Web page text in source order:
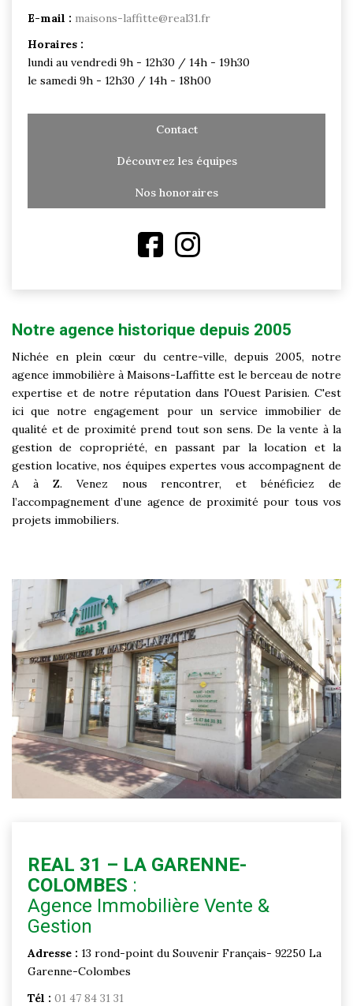
Extranet Syndic Et Gestion Locative
Extranet Syndic Estale
E-mail : maisons-laffitte@real31.fr
Horaires :
lundi au vendredi 9h - 12h30 / 14h - 19h30
le samedi 9h - 12h30 / 14h - 18h00
Contact
Découvrez les équipes
Nos honoraires
Notre agence historique depuis 2005
Nichée en plein cœur du centre-ville, depuis 2005, notre
agence immobilière à Maisons-Laffitte est le berceau de notre
expertise et de notre réputation dans l'Ouest Parisien. C'est
ici que notre engagement pour un service immobilier de
qualité et de proximité prend tout son sens. De la vente à la
gestion de copropriété, en passant par la location et la
gestion locative, nos équipes expertes vous accompagnent de
A à Z. Venez nous rencontrer, et bénéficiez de
l’accompagnement d’une agence de proximité pour tous vos
projets immobiliers.
REAL 31 – LA GARENNE-
COLOMBES :
Agence Immobilière Vente &
Gestion
Adresse : 13 rond-point du Souvenir Français- 92250 La
Garenne-Colombes
Tél : 01 47 84 31 31